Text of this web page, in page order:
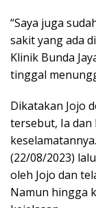
“Saya juga
sakit yang ada
Klinik Bunda
tinggal
Dikatakan Jojo
tersebut, Ia dan
(22/08/2023)
oleh Jojo dan
Namun hingga